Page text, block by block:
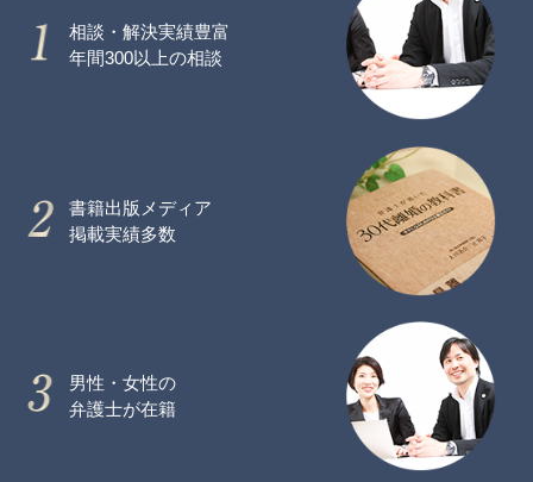
相談・解決実績豊富
年間300以上の相談
書籍出版メディア
掲載実績多数
男性・女性の
弁護士が在籍